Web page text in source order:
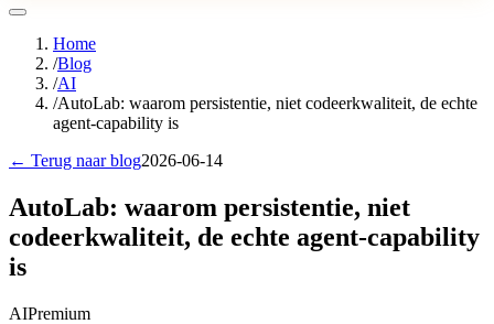
Home
/Blog
/AI
/AutoLab: waarom persistentie, niet codeerkwaliteit, de echte
agent-capability is
← Terug naar blog2026-06-14
AutoLab: waarom persistentie, niet
codeerkwaliteit, de echte agent-capability
is
AIPremium